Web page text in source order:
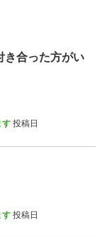
き合った方がい
す 投稿日
す 投稿日